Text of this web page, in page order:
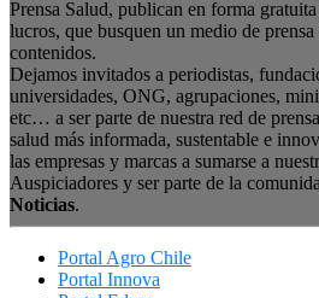
Prensa Salud, publican en forma
lucros, que busquen un medio de
contenidos.
Dejamos invitados a periodistas,
universidades, ONG, agrupaciones,
etc… a ser parte de nuestra red de
salud más informada, sustentable e
las empresas y marcas a sumarse a
Auspiciadores y ser parte de la
Noticias.
Portal Agro Chile
Portal Innova